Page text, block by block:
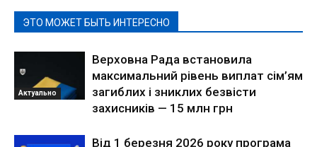
ЭТО МОЖЕТ БЫТЬ ИНТЕРЕСНО
Актуально
Верховна Рада встановила
максимальний рівень виплат сім’ям
загиблих і зниклих безвісти
захисників — 15 млн грн
Від 1 березня 2026 року програма